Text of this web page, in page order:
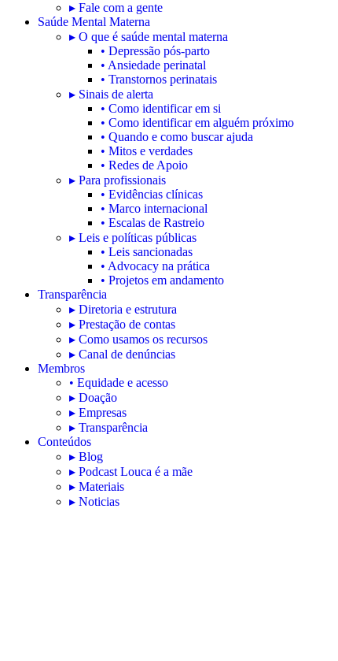
▸ Fale com a gente
Saúde Mental Materna
▸ O que é saúde mental materna
• Depressão pós-parto
• Ansiedade perinatal
• Transtornos perinatais
▸ Sinais de alerta
• Como identificar em si
• Como identificar em alguém próximo
• Quando e como buscar ajuda
• Mitos e verdades
• Redes de Apoio
▸ Para profissionais
• Evidências clínicas
• Marco internacional
• Escalas de Rastreio
▸ Leis e políticas públicas
• Leis sancionadas
• Advocacy na prática
• Projetos em andamento
Transparência
▸ Diretoria e estrutura
▸ Prestação de contas
▸ Como usamos os recursos
▸ Canal de denúncias
Membros
• Equidade e acesso
▸ Doação
▸ Empresas
▸ Transparência
Conteúdos
▸ Blog
▸ Podcast Louca é a mãe
▸ Materiais
▸ Noticias